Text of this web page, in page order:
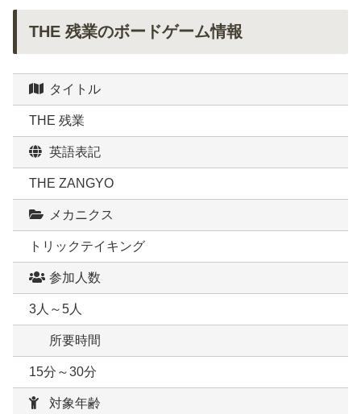
THE 残業のボードゲーム情報
タイトル
THE 残業
英語表記
THE ZANGYO
メカニクス
トリックテイキング
参加人数
3人～5人
所要時間
15分～30分
対象年齢